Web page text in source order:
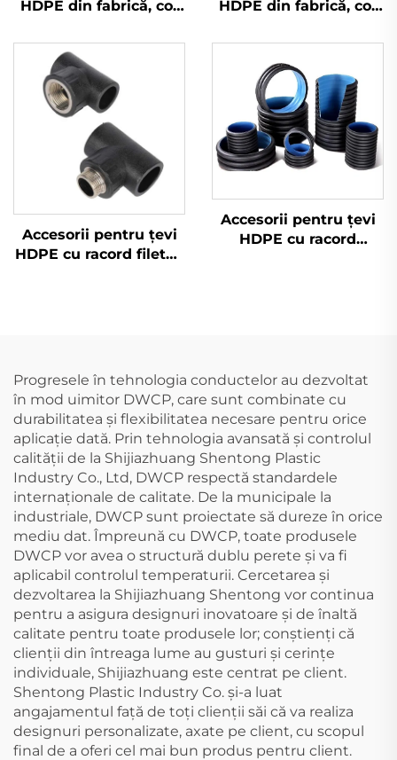
HDPE din fabrică, cot
HDPE
HDPE din fabrică, cot
HDPE
Accesorii pentru țevi
HDPE cu racord filetat,
Accesorii pentru țevi
HDPE cu racord
Progresele în tehnologia conductelor au dezvoltat
în mod uimitor DWCP, care sunt combinate cu
durabilitatea și flexibilitatea necesare pentru orice
aplicație dată. Prin tehnologia avansată și controlul
calității de la Shijiazhuang Shentong Plastic
Industry Co., Ltd, DWCP respectă standardele
internaționale de calitate. De la municipale la
industriale, DWCP sunt proiectate să dureze în orice
mediu dat. Împreună cu DWCP, toate produsele
DWCP vor avea o structură dublu perete și va fi
aplicabil controlul temperaturii. Cercetarea și
dezvoltarea la Shijiazhuang Shentong vor continua
pentru a asigura designuri inovatoare și de înaltă
calitate pentru toate produsele lor; conștienți că
clienții din întreaga lume au gusturi și cerințe
individuale, Shijiazhuang este centrat pe client.
Shentong Plastic Industry Co. și-a luat
angajamentul față de toți clienții săi că va realiza
designuri personalizate, axate pe client, cu scopul
final de a oferi cel mai bun produs pentru client.